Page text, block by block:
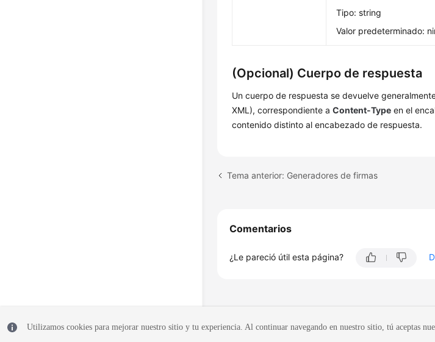
Tipo: string
Valor predeterminado:
(Opcional) Cuerpo de respuesta
Un cuerpo de respuesta se devuelve
XML), correspondiente aContent-Type en el
contenido distinto al encabezado de respuesta.
Tema anterior: Generadores de firmas
Comentarios
¿Le pareció útil esta página?
Utilizamos cookies para mejorar nuestro sitio y tu experiencia. Al continuar navegando en nuestro sitio, tú aceptas